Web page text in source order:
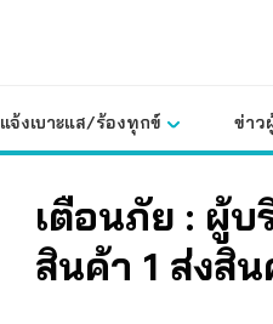
แจ้งเบาะแส/ร้องทุกข์ ข่าว
เตือนภัย : ผู้บ
สินค้า 1 ส่งสิ